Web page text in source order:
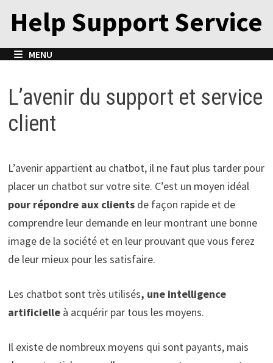
Help Support Service
MENU
L’avenir du support et service
client
L’avenir appartient au chatbot, il ne faut plus tarder pour
placer un chatbot sur votre site. C’est un moyen idéal
pour répondre aux clientsde façon rapide et de
comprendre leur demande en leur montrant une bonne
image de la société et en leur prouvant que vous ferez
de leur mieux pour les satisfaire.
Les chatbot sont très utilisés, une intelligence
artificielleà acquérir par tous les moyens.
Il existe de nombreux moyens qui sont payants, mais